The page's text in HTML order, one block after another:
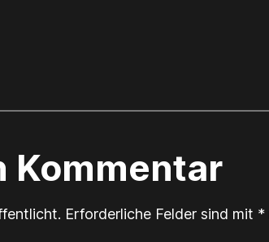
Kommentar
Erforderliche Felder sind mit *